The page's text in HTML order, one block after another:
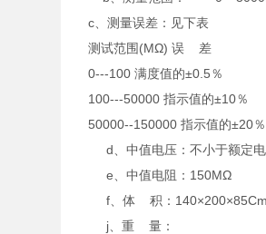
c、测量误差：见下表
测试范围(MΩ) 误 差
0---100 满度值的±0.5％
100---50000 指示值的±10％
50000--150000 指示值的±20％
d、中值电压：不小于额定电
e、中值电阻：150MΩ
f、体 积：140×200×85Cm
j、重 量：